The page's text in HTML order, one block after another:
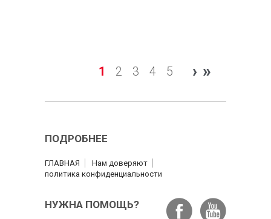
1 2 3 4 5 › »
ПОДРОБНЕЕ
ГЛАВНАЯ
Нам доверяют
политика конфиденциальности
НУЖНА ПОМОЩЬ?